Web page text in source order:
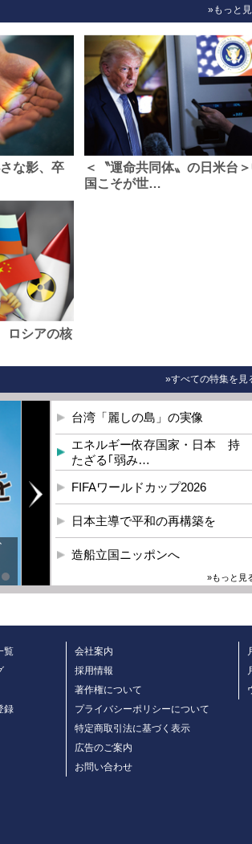
»もっと
な影、卒
＜〝運命共同体〟の日米台
国こそが世…
ロシアの核
»すべての特集を見
台湾「麗しの島」の実像
エネルギー依存国家・日本 持
たざる｢弱み…
FIFAワールドカップ2026
日本主導で平和の再構築を
造船立国ニッポンへ
»もっと見
覧
録
会社案内
採用情報
著作権について
プライバシーポリシーについて
特定商取引法に基づく表示
広告のご案内
お問い合わせ